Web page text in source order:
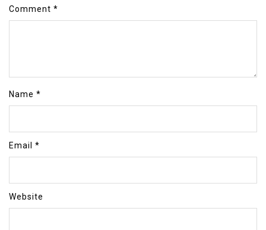
Comment *
Name *
Email *
Website